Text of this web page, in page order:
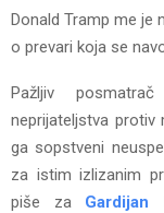
Donald Tramp me je
o prevari koja se
Pažljiv
neprijateljstva protiv
ga sopstveni
za istim izlizanim
piše za Gardijan